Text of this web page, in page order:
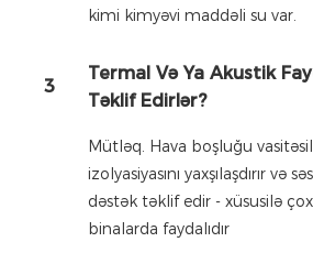
kimi kimyəvi maddəli su var.
3
Termal Və Ya Akustik
Təklif Edirlər?
Mütləq. Hava boşluğu
izolyasiyasını yaxşılaşdırır və
dəstək təklif edir - xüsusilə çox
binalarda faydalıdır